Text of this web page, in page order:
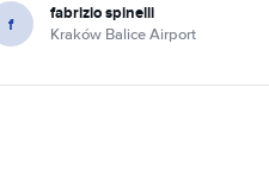
f fabrizio spinelli
Kraków Balice Airport